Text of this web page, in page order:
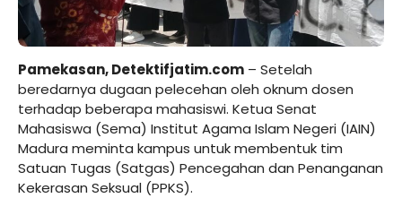
Pamekasan, Detektifjatim.com – Setelah
beredarnya dugaan pelecehan oleh oknum dosen
terhadap beberapa mahasiswi. Ketua Senat
Mahasiswa (Sema) Institut Agama Islam Negeri (IAIN)
Madura meminta kampus untuk membentuk tim
Satuan Tugas (Satgas) Pencegahan dan Penanganan
Kekerasan Seksual (PPKS).